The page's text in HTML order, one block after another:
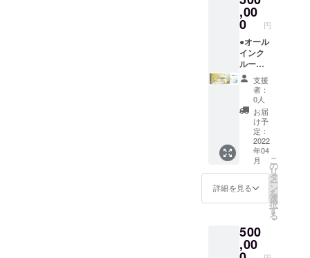
5/7、
8/1-31)
は利用
不可。
だきま
す。 ※
土・祝
前日、
ハイ
シーズ
(12/24-
1/10、
5/1-
5/7、
8/1-31)
は利用
不可。
年3月31
日】ま
でにな
りま
す。 ※
ご予約
は21年3
月頃よ
り受付
を開始
させて
いただ
きます
（先着
順）。
※予約時
のキャ
「前日
18時以
降の
き。お
飲み物
飲み放
題。温
泉入り
放題で
す。 ロ
ゴ入り
モバイ
ルバッ
テリー
付き。
専属コ
ンシェ
ルジュ
(バト
ラー)付
く、
金・
土・祝
い。 ※
１枚に
つき１
泊とな
りま
す。連
泊をご
希望の
場合
は、宿
泊数分
をご購
入くだ
さい。
※宿泊チ
ケット
は別途
ご購入
いただ
があり
ます。
※利用期
テリー
●お礼の
メール
◆グラ
ンド
オープ
ン後
に、何
度でも
ご宿泊
いただ
ける
「リ
ゾート
宿泊」
チケッ
トのパ
スポー
トで
予約) 地
元の素
材をふ
,00
0 円
●オール
インク
ルーシ
ブ付き
【ドー
ムホテ
ル型グ
ランピ
ングリ
ゾート
年間宿
泊パス
ポート
＋】 ●
オリジ
ナルモ
バッテ
リー ●
お礼の
支援
者：
0人
お届
け予
定：
2022
年04
月
詳細を見る
こ
の
リ
タ
ー
ン
を
選
択
す
る
500
,00